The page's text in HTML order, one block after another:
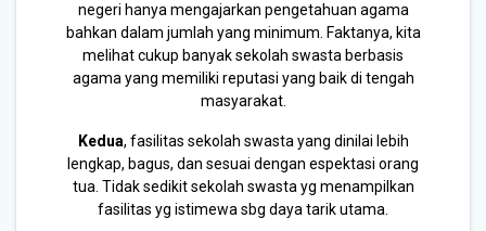
negeri hanya mengajarkan pengetahuan agama
bahkan dalam jumlah yang minimum. Faktanya, kita
melihat cukup banyak sekolah swasta berbasis
agama yang memiliki reputasi yang baik di tengah
masyarakat.
Kedua, fasilitas sekolah swasta yang dinilai lebih
lengkap, bagus, dan sesuai dengan espektasi orang
tua. Tidak sedikit sekolah swasta yg menampilkan
fasilitas yg istimewa sbg daya tarik utama.